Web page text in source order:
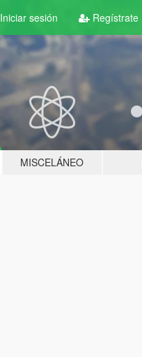
Iniciar sesión Regístrate
MISCELÁNEO